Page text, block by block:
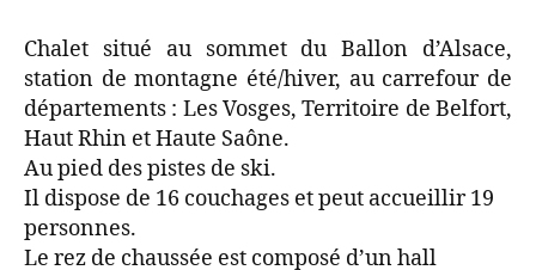
Chalet situé au sommet du Ballon d’Alsace,
station de montagne été/hiver, au carrefour de
départements : Les Vosges, Territoire de Belfort,
Haut Rhin et Haute Saône.
Au pied des pistes de ski.
Il dispose de 16 couchages et peut accueillir 19
personnes.
Le rez de chaussée est composé d’un hall